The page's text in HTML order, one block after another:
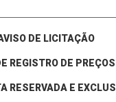
DE LICITAÇÃO
REGISTRO DE
RESERVADA E